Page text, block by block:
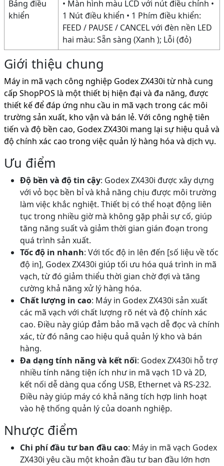
Bảng điều
khiển
• Màn hình màu LCD với nút điều chỉnh •
1 Nút điều khiển • 1 Phím điều khiển:
FEED / PAUSE / CANCEL với đèn nền LED
hai màu: Sẵn sàng (Xanh ); Lỗi (đỏ)
Giới thiệu chung
Máy in mã vạch công nghiệp Godex ZX430i từ nhà cung
cấp ShopPOS là một thiết bị hiện đại và đa năng, được
thiết kế để đáp ứng nhu cầu in mã vạch trong các môi
trường sản xuất, kho vận và bán lẻ. Với công nghệ tiên
tiến và độ bền cao, Godex ZX430i mang lại sự hiệu quả và
độ chính xác cao trong việc quản lý hàng hóa và dịch vụ.
Ưu điểm
Độ bền và độ tin cậy: Godex ZX430i được xây dựng
với vỏ bọc bền bỉ và khả năng chịu được môi trường
làm việc khắc nghiệt. Thiết bị có thể hoạt động liên
tục trong nhiều giờ mà không gặp phải sự cố, giúp
tăng năng suất và giảm thời gian gián đoạn trong
quá trình sản xuất.
Tốc độ in nhanh: Với tốc độ in lên đến [số liệu về tốc
độ in], Godex ZX430i giúp tối ưu hóa quá trình in mã
vạch, từ đó giảm thiểu thời gian chờ đợi và tăng
cường khả năng xử lý hàng hóa.
Chất lượng in cao: Máy in Godex ZX430i sản xuất
các mã vạch với chất lượng rõ nét và độ chính xác
cao. Điều này giúp đảm bảo mã vạch dễ đọc và chính
xác, từ đó nâng cao hiệu quả quản lý kho và bán
hàng.
Đa dạng tính năng và kết nối: Godex ZX430i hỗ trợ
nhiều tính năng tiện ích như in mã vạch 1D và 2D,
kết nối dễ dàng qua cổng USB, Ethernet và RS-232.
Điều này giúp máy có khả năng tích hợp linh hoạt
vào hệ thống quản lý của doanh nghiệp.
Nhược điểm
Chi phí đầu tư ban đầu cao: Máy in mã vạch Godex
ZX430i yêu cầu một khoản đầu tư ban đầu lớn hơn